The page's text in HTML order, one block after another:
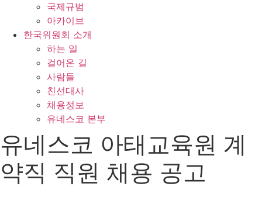
국제규범
아카이브
한국위원회 소개
하는 일
걸어온 길
사람들
친선대사
채용정보
유네스코 본부
유네스코 아태교육원 계
약직 직원 채용 공고